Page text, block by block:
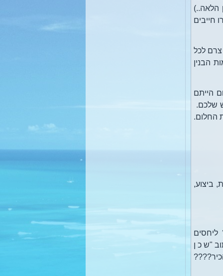
הלאה..)
חייבים
צרם לכל
הבנין
הייתם
שלכם.
החלום.
ביצוע,
ליחסים
"ש כ ן
הנשמה - למתקדמים (מטפלים